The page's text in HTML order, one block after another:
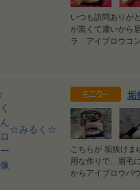
いつも訪問ありが
が黒くて濃いから
ラ アイブロウコ
☆みるく☆
垢
こちらが 垢抜け
用な作りで、眉毛
からアイブロウパ